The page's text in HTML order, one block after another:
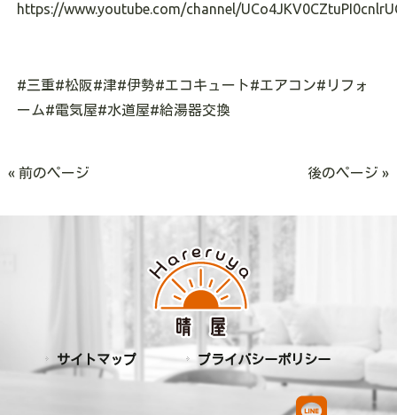
https://www.youtube.com/channel/
#三重#松阪#津#伊勢#エコキュート#エアコン# リフォ
ーム#電気屋#水道屋#給湯器交換
« 前のページ 後のページ »
サイトマップ プライバシーポリシー